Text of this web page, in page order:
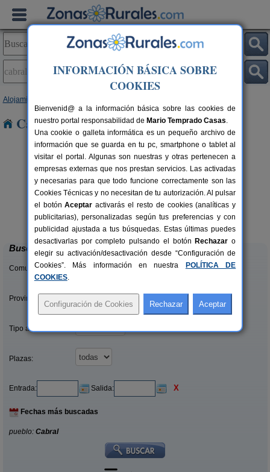
Alojamientos
Casas Rurales en Cabral
2-8+2 pers.
desde35 €
O Lar de Sara
Ponte Caldelas (Pontevedra)
Buscar
Comunidades:
Provincias/Islas:
Tipo alquiler:
Plazas:
Entrada: Salida: X
Fechas más buscadas
pueblo: Cabral
INFORMACIÓN BÁSICA SOBRE
COOKIES
Bienvenid@ a la información básica sobre las cookies de
nuestro portal responsabilidad de Mario Temprado Casas.
Una cookie o galleta informática es un pequeño archivo de
información que se guarda en tu pc, smartphone o tablet al
visitar el portal. Algunas son nuestras y otras pertenecen a
empresas externas que nos prestan servicios. Las activadas
y necesarias para que todo funcione correctamente son las
Cookies Técnicas y no necesitan de tu autorización. Al pulsar
el botónAceptar activarás el resto de cookies (analíticas y
publicitarias), personalizadas según tus preferencias y con
publicidad ajustada a tus búsquedas. Estas últimas puedes
desactivarlas por completo pulsando el botón Rechazar o
elegir su activación/desactivación desde “Configuración de
Cookies”. Más información en nuestra
POLÍTICA DE
COOKIES.